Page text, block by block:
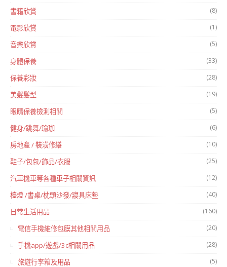
書籍欣賞 (8)
電影欣賞 (1)
音樂欣賞 (5)
身體保養 (33)
保養彩妝 (28)
美髮髮型 (19)
眼睛保養檢測相關 (5)
健身/跳舞/瑜珈 (6)
房地產 / 裝潢修繕 (10)
鞋子/包包/飾品/衣服 (25)
汽車機車等各種車子相關資訊 (12)
檯燈 /書桌/枕頭沙發/寢具床墊 (40)
日常生活用品 (160)
電信手機維修包膜其他相關用品 (20)
手機app/遊戲/3c相關用品 (28)
旅遊行李箱及用品 (5)